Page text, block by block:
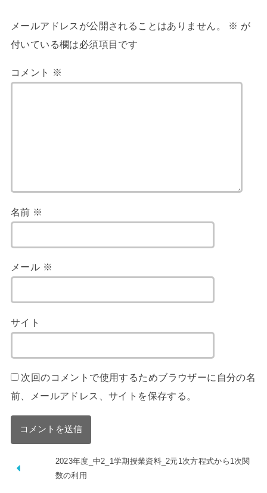
メールアドレスが公開されることはありません。 ※ が
付いている欄は必須項目です
コメント ※
名前 ※
メール ※
サイト
次回のコメントで使用するためブラウザーに自分の名
前、メールアドレス、サイトを保存する。
2023年度_中2_1学期授業資料_2元1次方程式から1次関
数の利用